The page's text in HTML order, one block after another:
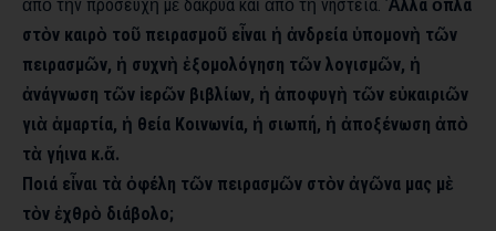
ἀπὸ τὴν προσευχὴ μὲ δάκρυα καὶ ἀπὸ τὴ νηστεία. Ἄλλα ὅπλα
στὸν καιρὸ τοῦ πειρασμοῦ εἶναι ἡ ἀνδρεία ὑπομονὴ τῶν
πειρασμῶν, ἡ συχνὴ ἐξομολόγηση τῶν λογισμῶν, ἡ
ἀνάγνωση τῶν ἱερῶν βιβλίων, ἡ ἀποφυγὴ τῶν εὐκαιριῶν
γιὰ ἁμαρτία, ἡ θεία Κοινωνία, ἡ σιωπή, ἡ ἀποξένωση ἀπὸ
τὰ γήινα κ.ἄ.
Ποιά εἶναι τὰ ὀφέλη τῶν πειρασμῶν στὸν ἀγῶνα μας μὲ
τὸν ἐχθρὸ διάβολο;